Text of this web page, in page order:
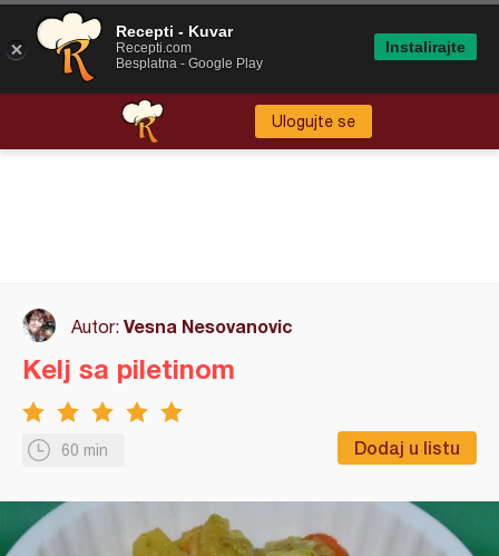
Ulogujte se
Autor: Vesna Nesovanovic
60 min Dodaj u listu
Kelj sa piletinom
Recepti - Kuvar
Recepti.com
Besplatna - Google Play
Instalirajte